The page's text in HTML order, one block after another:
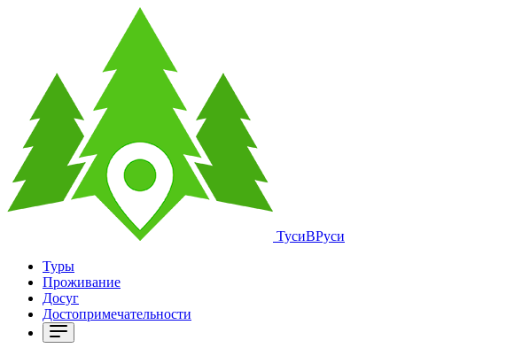
ТусиВРуси
Туры
Проживание
Досуг
Достопримечательности